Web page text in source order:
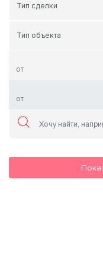
Тип сделки
Тип объекта